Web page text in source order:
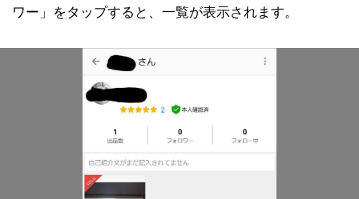
ワー」をタップすると、一覧が表示されます。